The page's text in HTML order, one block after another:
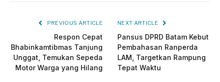
PREVIOUS ARTICLE
Respon Cepat
Bhabinkamtibmas Tanjung
Unggat, Temukan Sepeda
Motor Warga yang Hilang
NEXT ARTICLE
Pansus DPRD Batam Kebut
Pembahasan Ranperda
LAM, Targetkan Rampung
Tepat Waktu